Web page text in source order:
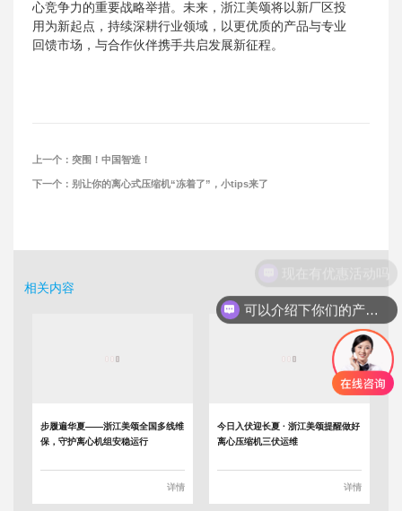
心竞争力的重要战略举措。未来，浙江美颂将以新厂区投
用为新起点，持续深耕行业领域，以更优质的产品与专业
回馈市场，与合作伙伴携手共启发展新征程。
上一个： 突围！中国智造！
下一个： 别让你的离心式压缩机“冻着了”，小tips来了
相关内容
步履遍华夏——浙江美颂全国多线维
保，守护离心机组安稳运行
详情
今日入伏迎长夏 · 浙江美颂提醒做好
离心压缩机三伏运维
详情
可以介绍下你们的产品么